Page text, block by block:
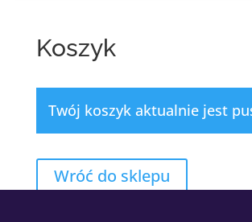
Koszyk
Twój koszyk aktualnie jest
Wróć do sklepu